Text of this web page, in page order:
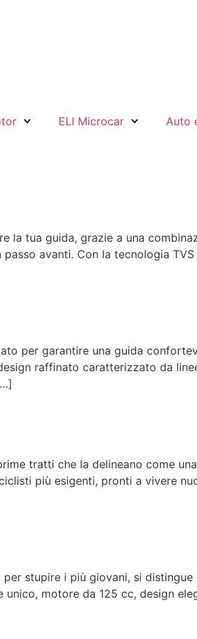
ELI Microcar Auto
la tua guida, grazie a una
avanti. Con la tecnologia
per garantire una guida
raffinato caratterizzato da
tratti che la delineano come
più esigenti, pronti a vivere
stupire i più giovani, si
motore da 125 cc, design